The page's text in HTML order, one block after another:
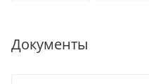
Документы